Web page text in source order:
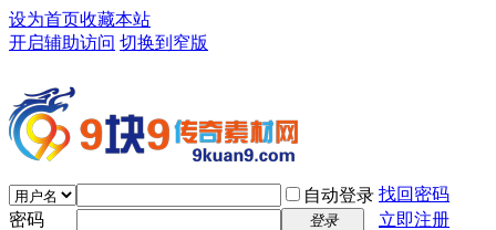
设为首页收藏本站
开启辅助访问 切换到窄版
自动登录 找回密码
密码
登录
立即注册